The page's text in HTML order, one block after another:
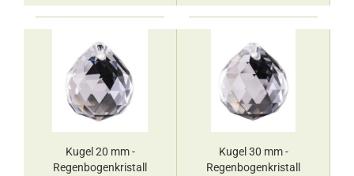
Kugel 20 mm -
Regenbogenkristall
Kugel 30 mm -
Regenbogenkristall